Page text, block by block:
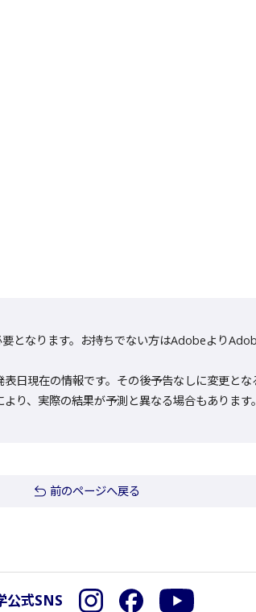
となります。お持ちでない方はAdobeより
日現在の情報です。その後予告なしに変更と
り、実際の結果が予測と異なる場合もあります
前のページへ戻る
公式SNS InstagramFacebook